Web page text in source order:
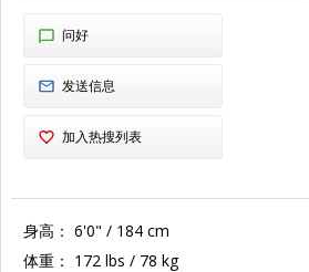
问好
发送信息
加入热搜列表
身高： 6'0" / 184 cm
体重： 172 lbs / 78 kg